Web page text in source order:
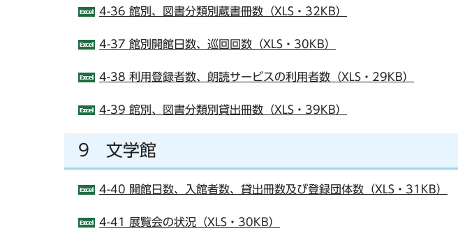
4-36 館別、図書分類別蔵書冊数（XLS・32KB）
4-37 館別開館日数、巡回回数（XLS・30KB）
4-38 利用登録者数、朗読サービスの利用者数（XLS・29KB）
4-39 館別、図書分類別貸出冊数（XLS・39KB）
9 文学館
4-40 開館日数、入館者数、貸出冊数及び登録団体数（XLS・31KB）
4-41 展覧会の状況（XLS・30KB）